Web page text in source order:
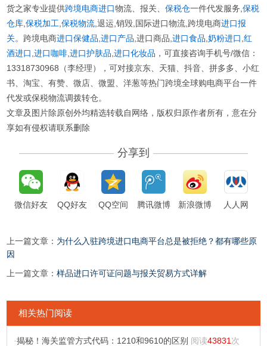
货之家专业提供跨境电商进口物流、报关、保税仓一件代发服务,保税
仓库 ,保税加工 ,保税物流 ,退运,销毁,国际进口物流,跨境电商进口报
关。跨境电商进口保健品,进口产品 ,进口商品,进口食品 ,奶粉进口 ,红
酒进口 ,进口咖啡 ,进口护肤品 ,进口化妆品 ，可直接咨询手机号/微信：
13318730968（李经理），可对接京东、天猫、抖音、拼多多、小红
书、淘宝、有赞、微店、微盟、洋葱等热门跨境全球购电商平台一件
代发或保税物流调拨转仓。
文章及图片除原创外均精选转载自网络，版权归原作者所有，意在分
享如有侵权请联系删除
分享到
微信好友 QQ好友 QQ空间 腾讯微博 新浪微博 人人网
上一篇文章： 为什么入驻跨境进口电商平台总是被拒绝？都有哪些原
因
上一篇文章：样品进口许可证问题与报关贸易方式详解
相关热门阅读
·揭秘！海关监管方式代码：1210和9610的区别 阅读43831 次